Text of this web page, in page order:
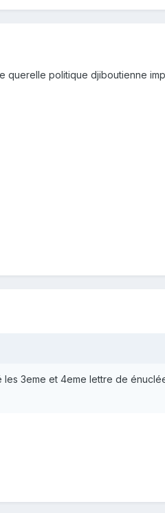
querelle politique djiboutienne
les 3eme et 4eme lettre de